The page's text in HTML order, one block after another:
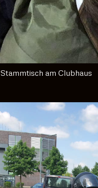
Stammtisch am Clubhaus